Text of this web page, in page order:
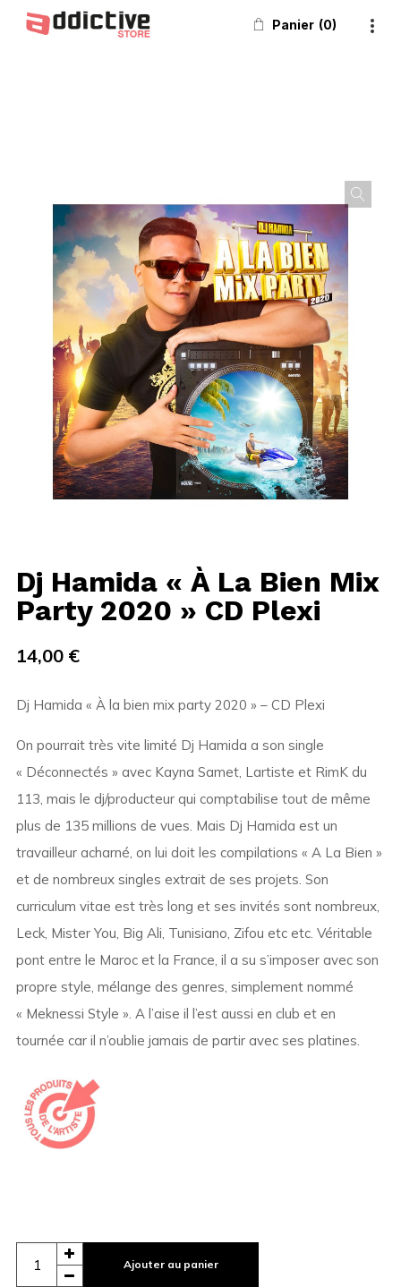
Panier 0
Dj Hamida « À La Bien Mix
Party 2020 » CD Plexi
14,00 €
Dj Hamida « À la bien mix party 2020 » – CD Plexi
On pourrait très vite limité Dj Hamida a son single
« Déconnectés » avec Kayna Samet, Lartiste et RimK du
113, mais le dj/producteur qui comptabilise tout de même
plus de 135 millions de vues. Mais Dj Hamida est un
travailleur acharné, on lui doit les compilations « A La Bien »
et de nombreux singles extrait de ses projets. Son
curriculum vitae est très long et ses invités sont nombreux,
Leck, Mister You, Big Ali, Tunisiano, Zifou etc etc. Véritable
pont entre le Maroc et la France, il a su s’imposer avec son
propre style, mélange des genres, simplement nommé
« Meknessi Style ». A l’aise il l’est aussi en club et en
tournée car il n’oublie jamais de partir avec ses platines.
Ajouter au panier